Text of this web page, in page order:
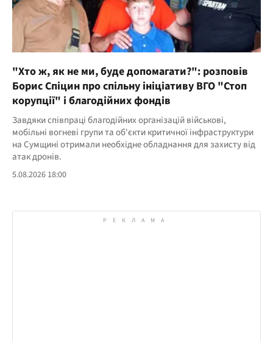
"Хто ж, як не ми, буде допомагати?": розповів
Борис Спіцин про спільну ініціативу ВГО "Стоп
корупції" і благодійних фондів
Завдяки співпраці благодійних організацій військові,
мобільні вогневі групи та об'єкти критичної інфраструктури
на Сумщині отримали необхідне обладнання для захисту від
атак дронів.
5.08.2026 18:00